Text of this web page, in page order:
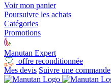
Voir mon panier
Poursuivre les achats
Catégories
Promotions
Manutan Expert
offre reconditionnée
Mes devis Suivre une commande